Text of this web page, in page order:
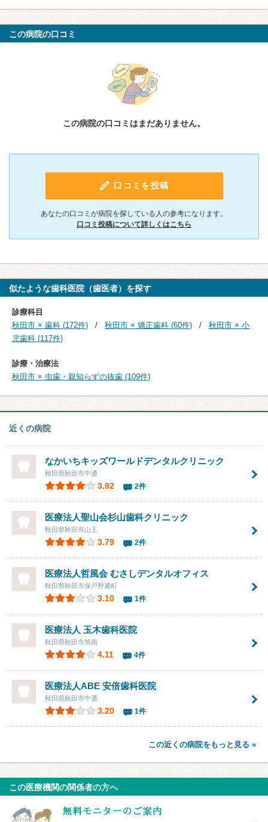
この病院の口コミ
この病院の口コミはまだありません。
口コミを投稿
あなたの口コミが病院を探している人の参考になります。
口コミ投稿について詳しくはこちら
似たような歯科医院（歯医者）を探す
診療科目
秋田市 × 歯科 (172件)
秋田市 × 矯正歯科 (60件)
秋田市 × 小
児歯科 (117件)
診療・治療法
秋田市 × 虫歯・親知らずの抜歯 (109件)
近くの病院
なかいちキッズワールドデンタルクリニック
秋田県秋田市中通
3.92 2件
医療法人聖山会杉山歯科クリニック
秋田県秋田市山王
3.79 2件
医療法人哲風会むさしデンタルオフィス
秋田県秋田市保戸野通町
3.10 1件
医療法人 玉木歯科医院
秋田県秋田市旭南
4.11 4件
医療法人ABE 安倍歯科医院
秋田県秋田市中通
3.20 1件
この近くの病院をもっと見る »
この医療機関の関係者の方へ